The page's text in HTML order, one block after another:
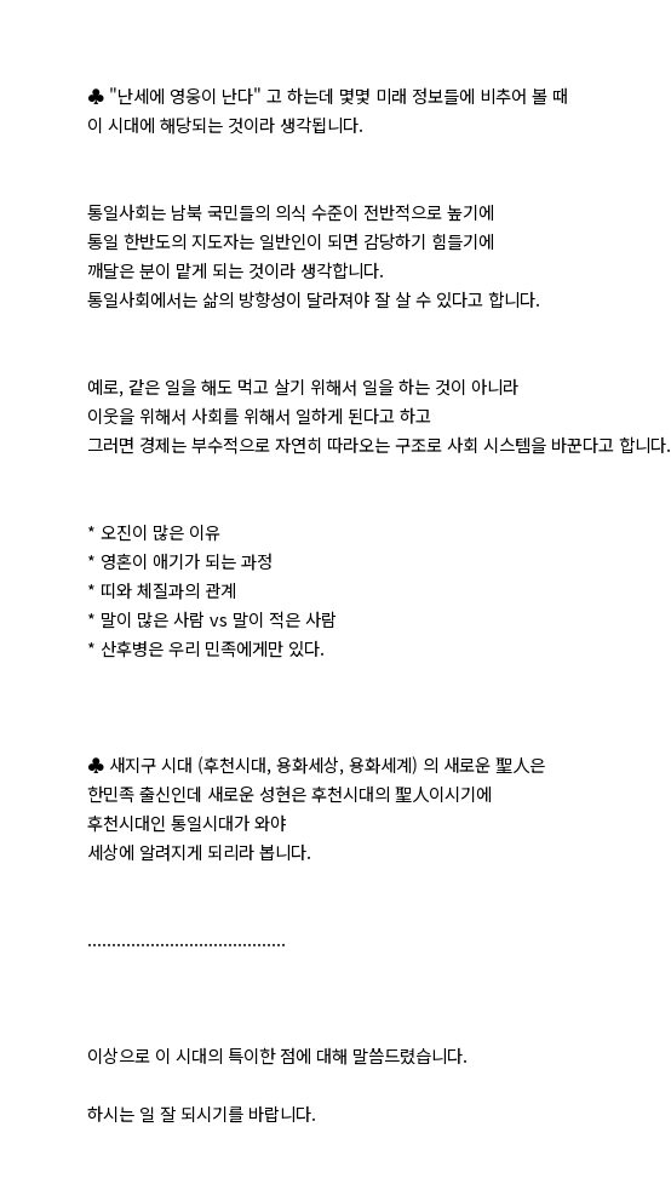
♣ "난세에 영웅이 난다" 고 하는데 몇몇 미래 정보들에 비추어 볼 때
이 시대에 해당되는 것이라 생각됩니다.
통일사회는 남북 국민들의 의식 수준이 전반적으로 높기에
통일 한반도의 지도자는 일반인이 되면 감당하기 힘들기에
깨달은 분이 맡게 되는 것이라 생각합니다.
통일사회에서는 삶의 방향성이 달라져야 잘 살 수 있다고 합니다.
예로, 같은 일을 해도 먹고 살기 위해서 일을 하는 것이 아니라
이웃을 위해서 사회를 위해서 일하게 된다고 하고
그러면 경제는 부수적으로 자연히 따라오는 구조로 사회 시스템을 바꾼다고 합니다.
* 오진이 많은 이유
* 영혼이 애기가 되는 과정
* 띠와 체질과의 관계
* 말이 많은 사람 vs 말이 적은 사람
* 산후병은 우리 민족에게만 있다.
♣ 새지구 시대 (후천시대, 용화세상, 용화세계) 의 새로운 聖人은
한민족 출신인데 새로운 성현은 후천시대의 聖人이시기에
후천시대인 통일시대가 와야
세상에 알려지게 되리라 봅니다.
.........................................
이상으로 이 시대의 특이한 점에 대해 말씀드렸습니다.
하시는 일 잘 되시기를 바랍니다.